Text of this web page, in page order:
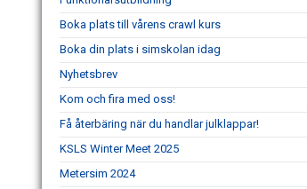
Boka plats till vårens crawl kurs
Boka din plats i simskolan idag
Nyhetsbrev
Kom och fira med oss!
Få återbäring när du handlar julklappar!
KSLS Winter Meet 2025
Metersim 2024